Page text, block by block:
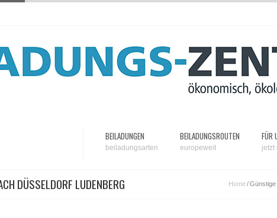
BEILADUNGEN
beiladungsarten
BEILADUNGSROUTEN
europeweit
FÜR
jetzt
DÜSSELDORF LUDENBERG Home/